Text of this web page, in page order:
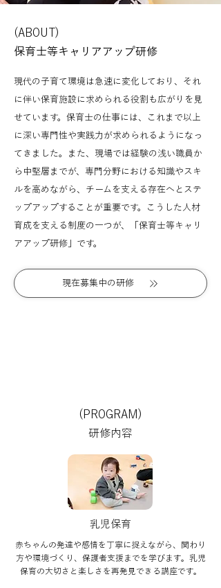
(ABOUT)
保育士等キャリアアップ研修
現代の子育て環境は急速に変化しており、それ
に伴い保育施設に求められる役割も広がりを見
せています。保育士の仕事には、これまで以上
に深い専門性や実践力が求められるようになっ
てきました。また、現場では経験の浅い職員か
ら中堅層までが、専門分野における知識やスキ
ルを高めながら、チームを支える存在へとステ
ップアップすることが重要です。こうした人材
育成を支える制度の一つが、「保育士等キャリ
アアップ研修」です。
現在募集中の研修
(PROGRAM)
研修内容
乳児保育
赤ちゃんの発達や感情を丁寧に捉えながら、関わり
方や環境づくり、保護者支援までを学びます。乳児
保育の大切さと楽しさを再発見できる講座です。